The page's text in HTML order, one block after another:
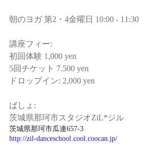
朝のヨガ 第2・4金曜日 10:00 - 11:30
講座フィー:
初回体験 1,000 yen
5回チケット 7.500 yen
ドロップイン: 2,000 yen
ばしょ:
茨城県那珂市スタジオZiL*ジル
茨城県那珂市瓜連657-3
http://zil-danceschool.cool.coocan.jp/